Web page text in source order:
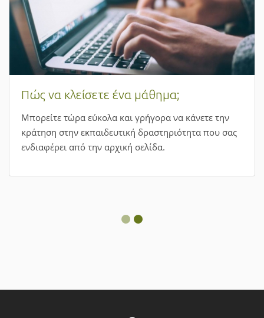
Πώς να κλείσετε ένα μάθημα;
Μπορείτε τώρα εύκολα και γρήγορα να κάνετε την
κράτηση στην εκπαιδευτική δραστηριότητα που σας
ενδιαφέρει από την αρχική σελίδα.